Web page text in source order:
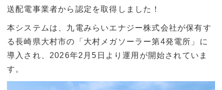
送配電事業者から認定を取得しました！
本システムは、九電みらいエナジー株式会社が保有す
る長崎県大村市の「大村メガソーラー第4発電所」に
導入され、2026年2月5日より運用が開始されていま
す。